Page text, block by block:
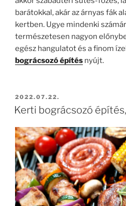
barátokkal, akár az árnyas fák
kertben. Ugye mindenki
természetesen nagyon
egész hangulatot és a finom
bográcsozó építés nyújt.
BEKÜLDVE:
2022.07.22.
Kerti bográcsozó